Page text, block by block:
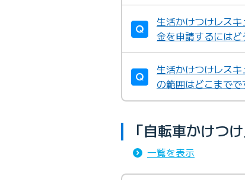
生活かけつけレス
金を申請するには
生活かけつけレス
の範囲はどこまでで
「自転車かけつ
一覧を表示